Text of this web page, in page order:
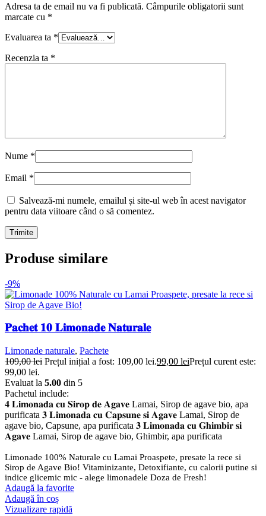
Adresa ta de email nu va fi publicată. Câmpurile obligatorii sunt
marcate cu *
Evaluarea ta *
Recenzia ta *
Nume *
Email *
Salvează-mi numele, emailul și site-ul web în acest navigator
pentru data viitoare când o să comentez.
Produse similare
-9%
𝐏𝐚𝐜𝐡𝐞𝐭 𝟏𝟎 𝐋𝐢𝐦𝐨𝐧𝐚𝐝𝐞 𝐍𝐚𝐭𝐮𝐫𝐚𝐥𝐞
Limonade naturale, Pachete
109,00lei Prețul inițial a fost: 109,00 lei.99,00 leiPrețul curent este:
99,00 lei.
Evaluat la 5.00 din 5
Pachetul include:
𝟒 𝐋𝐢𝐦𝐨𝐧𝐚𝐝𝐚 𝐜𝐮 𝐒𝐢𝐫𝐨𝐩 𝐝𝐞 𝐀𝐠𝐚𝐯𝐞 Lamai, Sirop de agave bio, apa
purificata 𝟑 𝐋𝐢𝐦𝐨𝐧𝐚𝐝𝐚 𝐜𝐮 𝐂𝐚𝐩𝐬𝐮𝐧𝐞 𝐬𝐢 𝐀𝐠𝐚𝐯𝐞 Lamai, Sirop de
agave bio, Capsune, apa purificata 𝟑 𝐋𝐢𝐦𝐨𝐧𝐚𝐝𝐚 𝐜𝐮 𝐆𝐡𝐢𝐦𝐛𝐢𝐫 𝐬𝐢
𝐀𝐠𝐚𝐯𝐞 Lamai, Sirop de agave bio, Ghimbir, apa purificata
Limonade 100% Naturale cu Lamai Proaspete, presate la rece si
Sirop de Agave Bio! Vitaminizante, Detoxifiante, cu calorii putine si
indice glicemic mic - alege limonadele Doza de Fresh!
Adaugă la favorite
Adaugă în coș
Vizualizare rapidă